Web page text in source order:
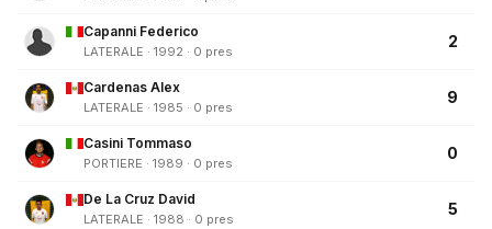
Capanni Federico
LATERALE · 1992 · 0 pres
2
Cardenas Alex
LATERALE · 1985 · 0 pres
9
Casini Tommaso
PORTIERE · 1989 · 0 pres
0
De La Cruz David
LATERALE · 1988 · 0 pres
5